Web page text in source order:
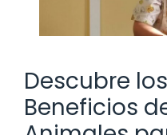
Descubre
Beneficios